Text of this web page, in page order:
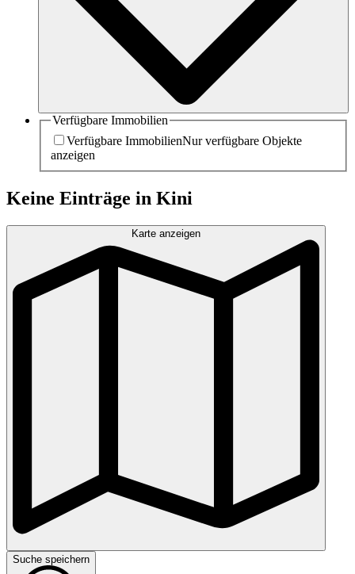
Verfügbare Immobilien
Verfügbare ImmobilienNur verfügbare Objekte
anzeigen
Keine Einträge in Kini
Karte anzeigen
Suche speichern